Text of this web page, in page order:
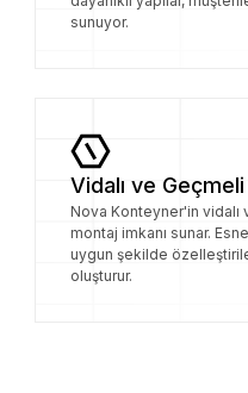
sunuyor.
Vidalı ve
Nova Konteyner'in vidalı
montaj imkanı sunar.
uygun şekilde
oluşturur.